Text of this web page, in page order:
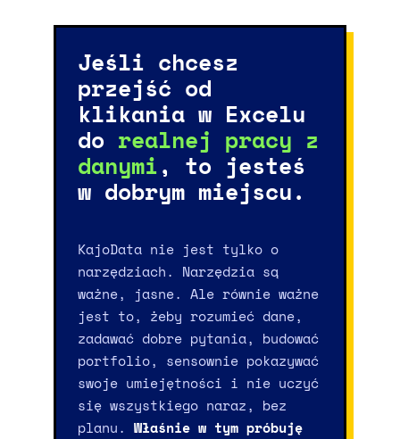
Jeśli chcesz
przejść od
klikania w Excelu
do realnej pracy z
danymi, to jesteś
w dobrym miejscu.
KajoData nie jest tylko o
narzędziach. Narzędzia są
ważne, jasne. Ale równie ważne
jest to, żeby rozumieć dane,
zadawać dobre pytania, budować
portfolio, sensownie pokazywać
swoje umiejętności i nie uczyć
się wszystkiego naraz, bez
planu. Właśnie w tym próbuję